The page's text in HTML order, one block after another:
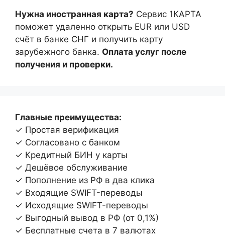
Нужна иностранная карта? Сервис 1КАРТА
поможет удаленно открыть EUR или USD
счёт в банке СНГ и получить карту
зарубежного банка. Оплата услуг после
получения и проверки.
Главные преимущества:
✓ Простая верификация
✓ Согласовано с банком
✓ Кредитный БИН у карты
✓ Дешёвое обслуживание
✓ Пополнение из РФ в два клика
✓ Входящие SWIFT-переводы
✓ Исходящие SWIFT-переводы
✓ Выгодный вывод в РФ (от 0,1%)
✓ Бесплатные счета в 7 валютах